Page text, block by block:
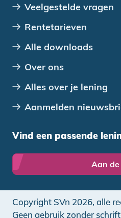
Veelgestelde vragen
Rentetarieven
Alle downloads
Over ons
Alles over je lening
Aanmelden
Vind een passende
Aan de
Copyright SVn 2026, alle
Geen gebruik zonder